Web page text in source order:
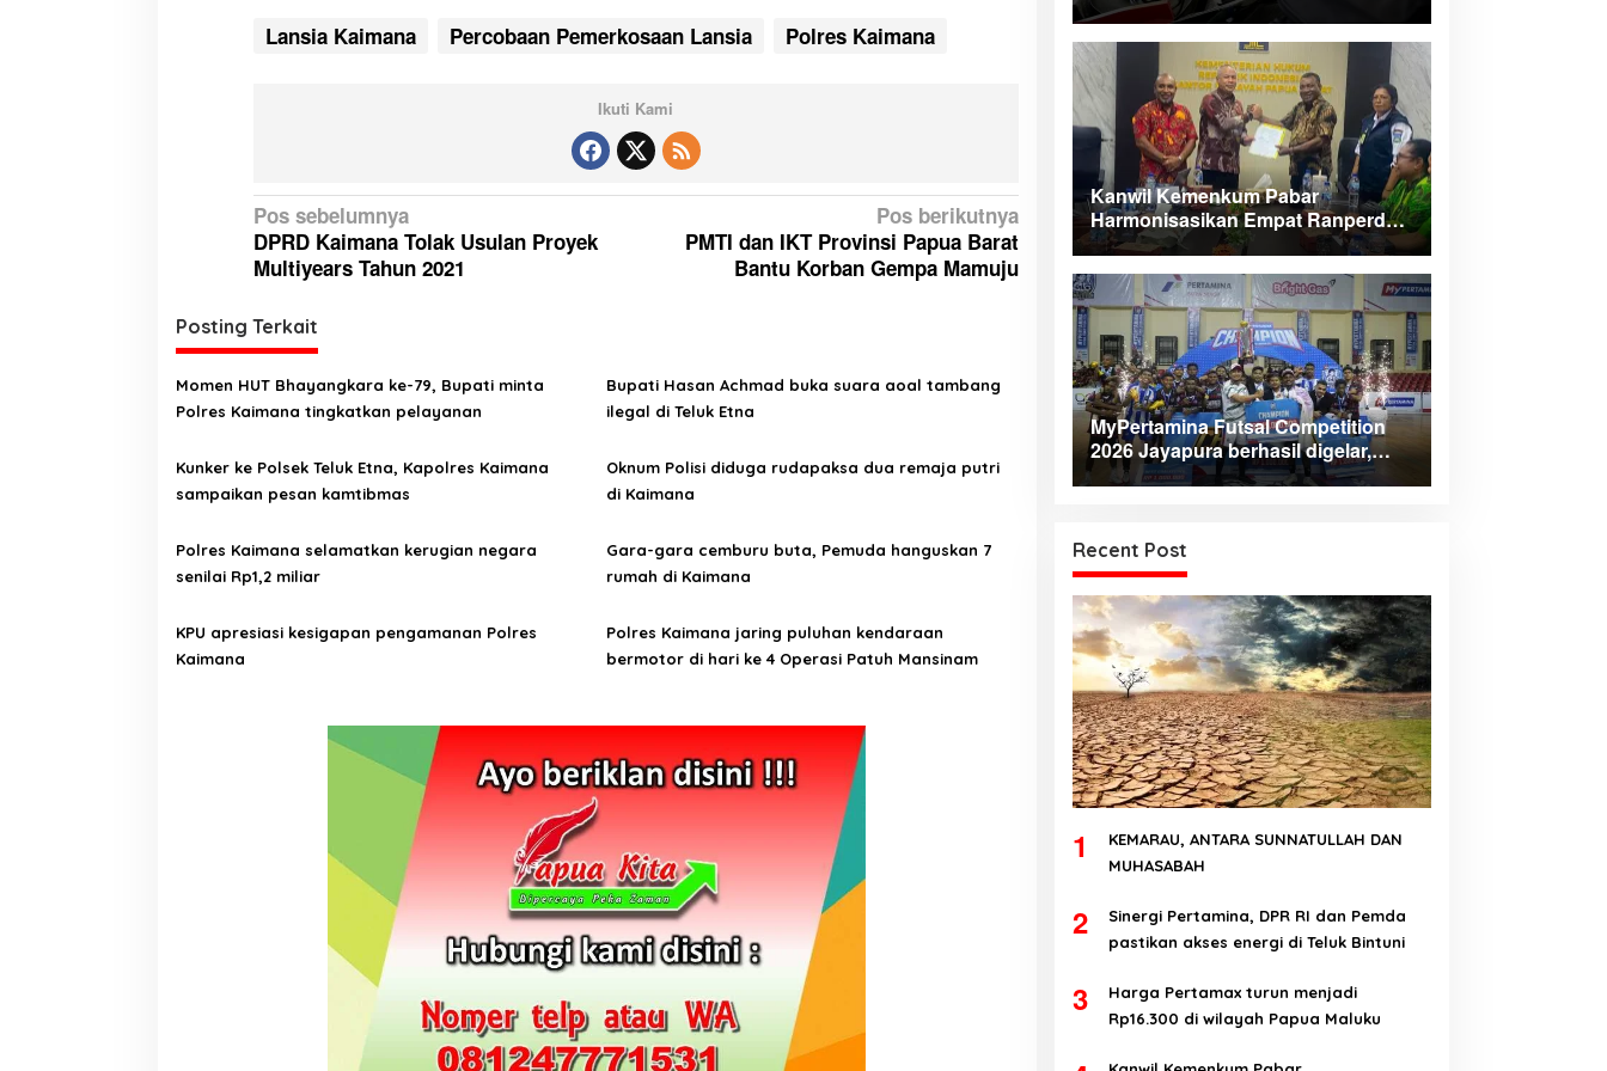
Lansia Kaimana Percobaan Pemerkosaan Lansia Polres Kaimana
Ikuti Kami
N
a
v
i
g
a
s
i
p
s
Pos sebelumnya
DPRD Kaimana Tolak Usulan Proyek
Multiyears Tahun 2021
Pos berikutnya
PMTI dan IKT Provinsi Papua Barat
Bantu Korban Gempa Mamuju
Posting Terkait
Momen HUT Bhayangkara ke-79, Bupati minta
Polres Kaimana tingkatkan pelayanan
Bupati Hasan Achmad buka suara aoal tambang
ilegal di Teluk Etna
Kunker ke Polsek Teluk Etna, Kapolres Kaimana
sampaikan pesan kamtibmas
Oknum Polisi diduga rudapaksa dua remaja putri
di Kaimana
Polres Kaimana selamatkan kerugian negara
senilai Rp1,2 miliar
Gara-gara cemburu buta, Pemuda hanguskan 7
rumah di Kaimana
KPU apresiasi kesigapan pengamanan Polres
Kaimana
Polres Kaimana jaring puluhan kendaraan
bermotor di hari ke 4 Operasi Patuh Mansinam
Kanwil Kemenkum Pabar
Harmonisasikan Empat Ranperda
Kabupaten Teluk Wondama
MyPertamina Futsal Competition
2026 Jayapura berhasil digelar,
dorong talenta muda berprestasi
Recent Post
1
KEMARAU, ANTARA SUNNATULLAH DAN
MUHASABAH
2
Sinergi Pertamina, DPR RI dan Pemda
pastikan akses energi di Teluk Bintuni
3
Harga Pertamax turun menjadi
Rp16.300 di wilayah Papua Maluku